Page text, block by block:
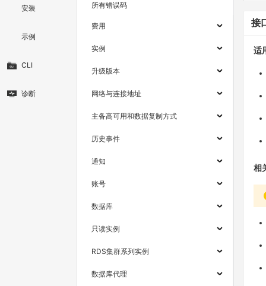
安装
示例
CLI
诊断
所有错误码
费用
实例
升级版本
网络与连接地址
主备高可用和数据复制方式
历史事件
通知
账号
数据库
只读实例
RDS集群系列实例
数据库代理
接
适
相